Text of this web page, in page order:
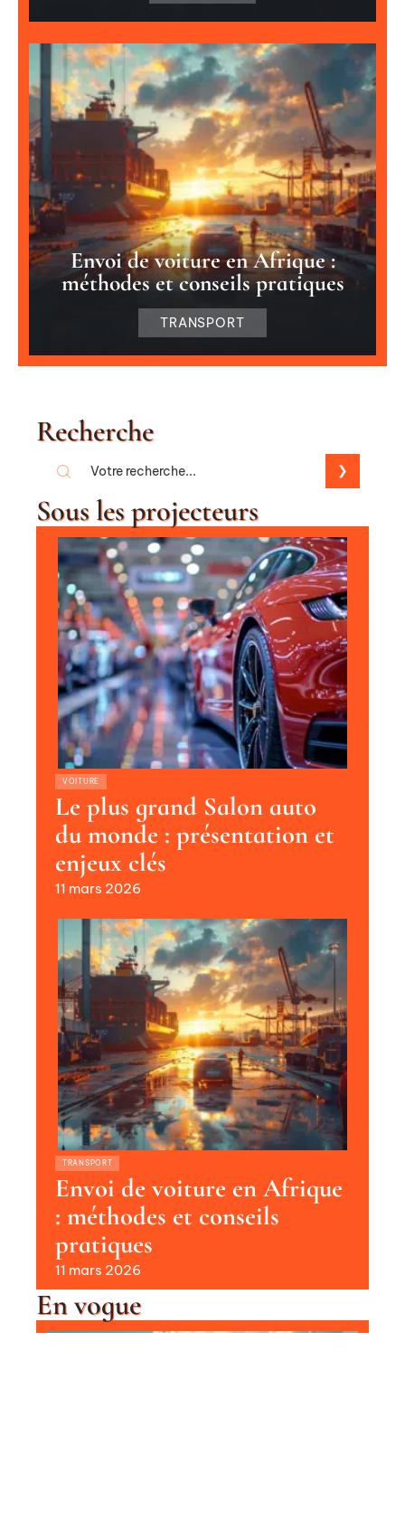
Envoi de voiture en Afrique :
méthodes et conseils pratiques
TRANSPORT
Recherche
Sous les projecteurs
VOITURE
Le plus grand Salon auto
du monde : présentation et
enjeux clés
11 mars 2026
TRANSPORT
Envoi de voiture en Afrique
: méthodes et conseils
pratiques
11 mars 2026
En vogue